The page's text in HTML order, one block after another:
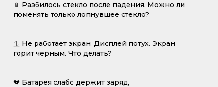
📱 Разбилось стекло после падения. Можно ли
поменять только лопнувшее стекло?
🪟 Не работает экран. Дисплей потух. Экран
горит черным. Что делать?
💔 Батарея слабо держит заряд,